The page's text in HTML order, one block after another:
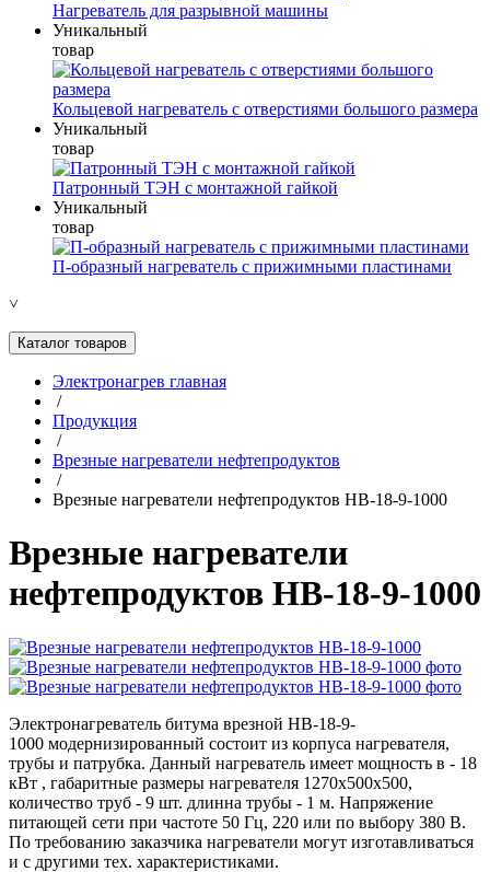
Нагреватель для разрывной машины
Уникальный
товар
Кольцевой нагреватель с отверстиями большого размера
Уникальный
товар
Патронный ТЭН с монтажной гайкой
Уникальный
товар
П-образный нагреватель с прижимными пластинами
˅
Каталог товаров
Электронагрев главная
/
Продукция
/
Врезные нагреватели нефтепродуктов
/
Врезные нагреватели нефтепродуктов НВ-18-9-1000
Врезные нагреватели
нефтепродуктов НВ-18-9-1000
Электронагреватель битума врезной НВ-18-9-
1000 модернизированный состоит из корпуса нагревателя,
трубы и патрубка. Данный нагреватель имеет мощность в - 18
кВт , габаритные размеры нагревателя 1270х500х500,
количество труб - 9 шт. длинна трубы - 1 м. Напряжение
питающей сети при частоте 50 Гц, 220 или по выбору 380 В.
По требованию заказчика нагреватели могут изготавливаться
и с другими тех. характеристиками.